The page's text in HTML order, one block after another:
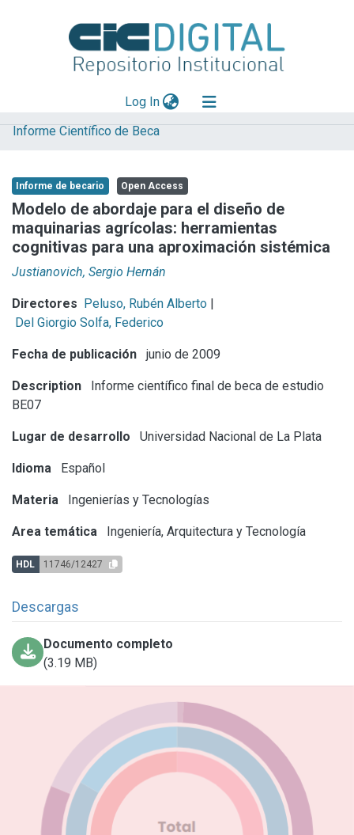
Log In(current)
Explorar
Aportar material
Statistics
Informe Científico de Beca
Informe de becario Open Access
Modelo de abordaje para el diseño de
maquinarias agrícolas: herramientas
cognitivas para una aproximación sistémica
Justianovich, Sergio Hernán
Directores Peluso, Rubén Alberto |
Del Giorgio Solfa, Federico
Fecha de publicación junio de 2009
Description
Informe científico final de beca de estudio
BE07
Lugar de desarrollo Universidad Nacional de La Plata
Idioma Español
Materia Ingenierías y Tecnologías
Area temática Ingeniería, Arquitectura y Tecnología
HDL 11746/12427
Descargas
Documento completo
(3.19 MB)